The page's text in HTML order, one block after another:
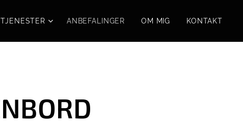
TJENESTER ANBEFALINGER OM MIG KONTAKT